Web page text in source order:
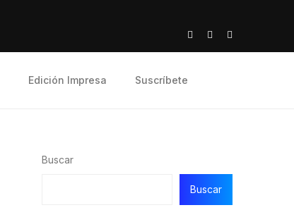
Edición Impresa Suscríbete
Buscar
Buscar